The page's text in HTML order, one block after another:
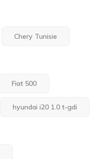
Chery Tunisie
Fiat 500
hyundai i20 1.0 t-gdi